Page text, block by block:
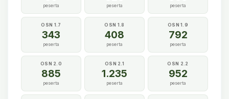
peserta peserta peserta
OSN 1.7
343
peserta
OSN 1.8
408
peserta
OSN 1.9
792
peserta
OSN 2.0
885
peserta
OSN 2.1
1.235
peserta
OSN 2.2
952
peserta